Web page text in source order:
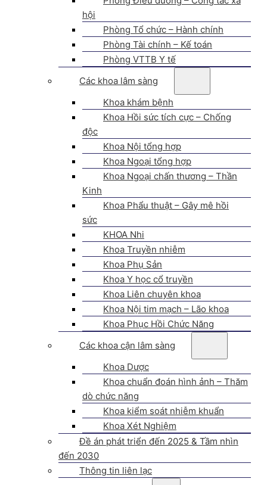
hội
Phòng Tổ chức – Hành chính
Phòng Tài chính – Kế toán
Phòng VTTB Y tế
Các khoa lâm sàng
Khoa khám bệnh
Khoa Hồi sức tích cực – Chống
độc
Khoa Nội tổng hợp
Khoa Ngoại tổng hợp
Khoa Ngoại chấn thương – Thần
Kinh
Khoa Phẩu thuật – Gây mê hồi
sức
KHOA Nhi
Khoa Truyền nhiễm
Khoa Phụ Sản
Khoa Y học cổ truyền
Khoa Liên chuyên khoa
Khoa Nội tim mạch – Lão khoa
Khoa Phục Hồi Chức Năng
Các khoa cận lâm sàng
Khoa Dược
Khoa chuẩn đoán hình ảnh – Thăm
dò chức năng
Khoa kiểm soát nhiễm khuẩn
Khoa Xét Nghiệm
Đề án phát triển đến 2025 & Tầm nhìn
đến 2030
Thông tin liên lạc